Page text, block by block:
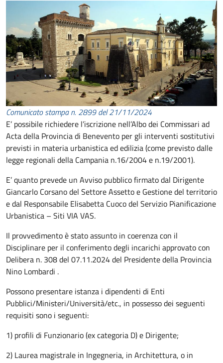
Comunicato stampa n. 2899 del 21/11/2024
E’ possibile richiedere l’iscrizione nell’Albo dei Commissari ad
Acta della Provincia di Benevento per gli interventi sostitutivi
previsti in materia urbanistica ed edilizia (come previsto dalle
legge regionali della Campania n.16/2004 e n.19/2001).
E’ quanto prevede un Avviso pubblico firmato dal Dirigente
Giancarlo Corsano del Settore Assetto e Gestione del territorio
e dal Responsabile Elisabetta Cuoco del Servizio Pianificazione
Urbanistica – Siti VIA VAS.
Il provvedimento è stato assunto in coerenza con il
Disciplinare per il conferimento degli incarichi approvato con
Delibera n. 308 del 07.11.2024 del Presidente della Provincia
Nino Lombardi .
Possono presentare istanza i dipendenti di Enti
Pubblici/Ministeri/Università/etc., in possesso dei seguenti
requisiti sono i seguenti:
1) profili di Funzionario (ex categoria D) e Dirigente;
2) Laurea magistrale in Ingegneria, in Architettura, o in